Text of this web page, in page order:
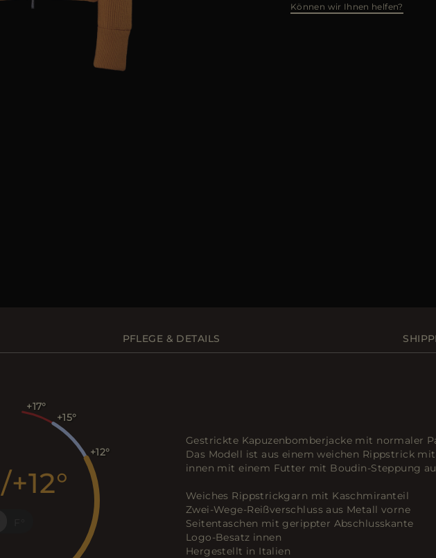
Können wir Ihnen helfen?
PFLEGE & DETAILS
/+12
+12
+15
+17
Gestrickte Kapuzenbomberjacke mit normaler
Das Modell ist aus einem weichen Rippstrick
innen mit einem Futter mit Boudin-Steppung
Weiches Rippstrickgarn mit Kaschmiranteil
Zwei-Wege-Reißverschluss aus Metall vorne
Seitentaschen mit gerippter Abschlusskante
Logo-Besatz innen
Hergestellt in Italien